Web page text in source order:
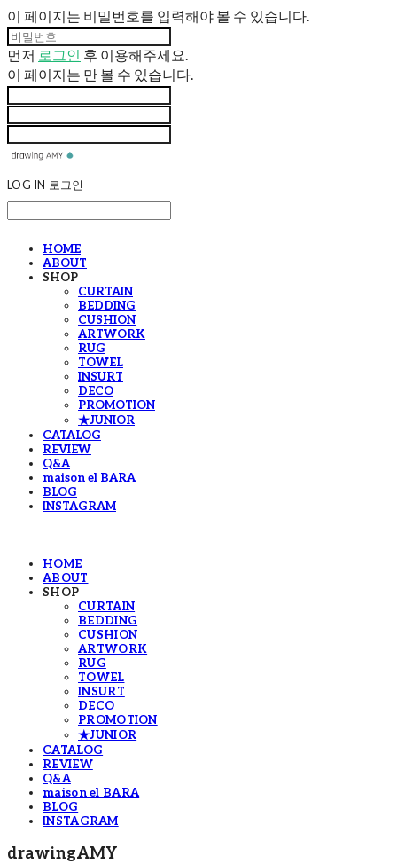
이 페이지는 비밀번호를 입력해야 볼 수 있습니다.
먼저 로그인 후 이용해주세요.
이 페이지는 만 볼 수 있습니다.
LOG IN 로그인
HOME
ABOUT
SHOP
CURTAIN
BEDDING
CUSHION
ARTWORK
RUG
TOWEL
INSURT
DECO
PROMOTION
★JUNIOR
CATALOG
REVIEW
Q&A
maison el BARA
BLOG
INSTAGRAM
HOME
ABOUT
SHOP
CURTAIN
BEDDING
CUSHION
ARTWORK
RUG
TOWEL
INSURT
DECO
PROMOTION
★JUNIOR
CATALOG
REVIEW
Q&A
maison el BARA
BLOG
INSTAGRAM
drawingAMY